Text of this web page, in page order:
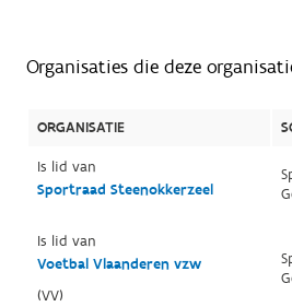
Organisaties die deze
ORGANISATIE
Is lid van
Sportraad Steenokkerzeel
Is lid van
Voetbal Vlaanderen vzw
(VV)